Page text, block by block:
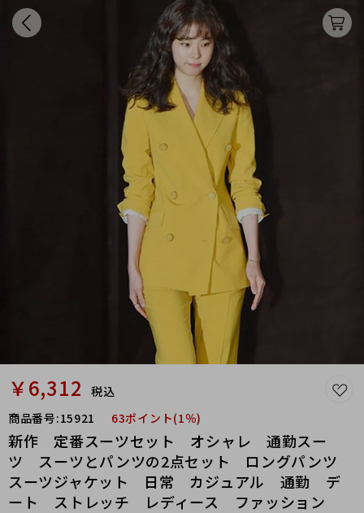
￥6,312
税込
商品番号:15921 63ポイント(1％)
新作 定番スーツセット オシャレ 通勤スー
ツ スーツとパンツの2点セット ロングパンツ
スーツジャケット 日常 カジュアル 通勤 デ
ート ストレッチ レディース ファッション